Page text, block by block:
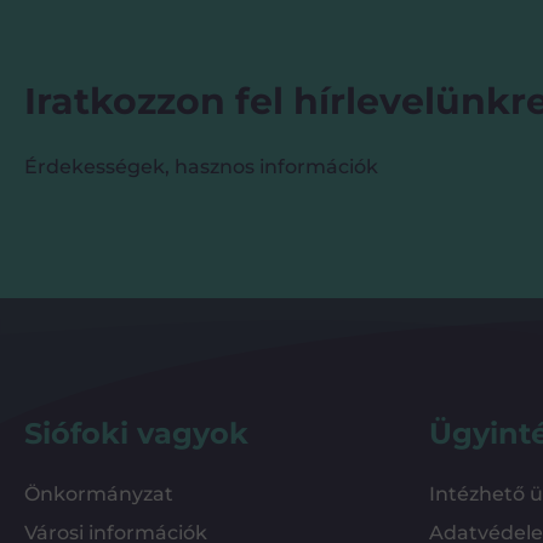
Iratkozzon fel
Érdekességek, hasznos információk
Siófoki vagyok
Önkormányzat
Városi információk
Intézhető